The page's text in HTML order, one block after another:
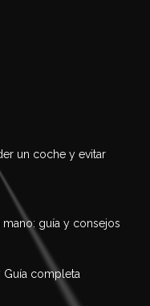
a
mail:
un coche y evitar
guía y consejos
Guía completa